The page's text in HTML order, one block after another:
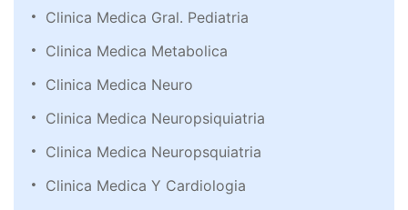
Clinica Medica Gral. Pediatria
Clinica Medica Metabolica
Clinica Medica Neuro
Clinica Medica Neuropsiquiatria
Clinica Medica Neuropsquiatria
Clinica Medica Y Cardiologia